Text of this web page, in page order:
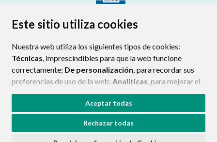
Este sitio utiliza cookies
Nuestra web utiliza los siguientes tipos de cookies:
Técnicas, imprescindibles para que la web funcione
correctamente; De personalización, para recordar sus
preferencias de uso de la web; Analíticas, para mejorar el
funcionamiento de la web y sus servicios.
Si acepta pulsando el botón“Aceptar todas”
consideramos que acepta su uso. Si pulsa el botón
Aceptar todas
Rechazar todas